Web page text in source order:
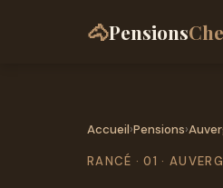
🐴Pensions
Accueil›Pensions›
RANCÉ · 01 ·